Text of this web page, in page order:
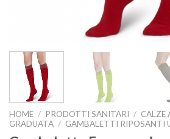
HOME / PRODOTTI SANITARI / CALZE
GRADUATA / GAMBALETTI RIPOSANTI